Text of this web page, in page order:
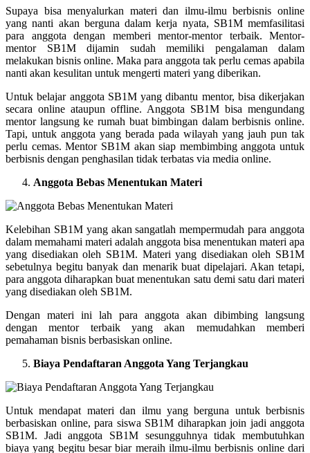
Supaya bisa menyalurkan materi dan ilmu-ilmu berbisnis online
yang nanti akan berguna dalam kerja nyata, SB1M memfasilitasi
para anggota dengan memberi mentor-mentor terbaik. Mentor-
mentor SB1M dijamin sudah memiliki pengalaman dalam
melakukan bisnis online. Maka para anggota tak perlu cemas apabila
nanti akan kesulitan untuk mengerti materi yang diberikan.
Untuk belajar anggota SB1M yang dibantu mentor, bisa dikerjakan
secara online ataupun offline. Anggota SB1M bisa mengundang
mentor langsung ke rumah buat bimbingan dalam berbisnis online.
Tapi, untuk anggota yang berada pada wilayah yang jauh pun tak
perlu cemas. Mentor SB1M akan siap membimbing anggota untuk
berbisnis dengan penghasilan tidak terbatas via media online.
Anggota Bebas Menentukan Materi
Kelebihan SB1M yang akan sangatlah mempermudah para anggota
dalam memahami materi adalah anggota bisa menentukan materi apa
yang disediakan oleh SB1M. Materi yang disediakan oleh SB1M
sebetulnya begitu banyak dan menarik buat dipelajari. Akan tetapi,
para anggota diharapkan buat menentukan satu demi satu dari materi
yang disediakan oleh SB1M.
Dengan materi ini lah para anggota akan dibimbing langsung
dengan mentor terbaik yang akan memudahkan memberi
pemahaman bisnis berbasiskan online.
Biaya Pendaftaran Anggota Yang Terjangkau
Untuk mendapat materi dan ilmu yang berguna untuk berbisnis
berbasiskan online, para siswa SB1M diharapkan join jadi anggota
SB1M. Jadi anggota SB1M sesungguhnya tidak membutuhkan
biaya yang begitu besar biar meraih ilmu-ilmu berbisnis online dari